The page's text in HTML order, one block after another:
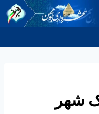
شهر